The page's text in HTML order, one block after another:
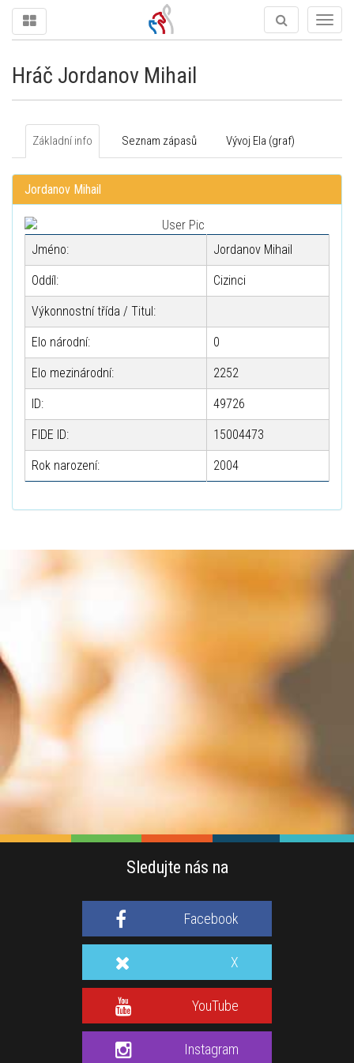
Hráč Jordanov Mihail
Základní info Seznam zápasů Vývoj Ela (graf)
Jordanov Mihail
Jméno: Jordanov Mihail
Oddíl: Cizinci
Výkonnostní třída / Titul:
Elo národní: 0
Elo mezinárodní: 2252
ID: 49726
FIDE ID: 15004473
Rok narození: 2004
Sledujte nás na
Facebook
X
YouTube
Instagram